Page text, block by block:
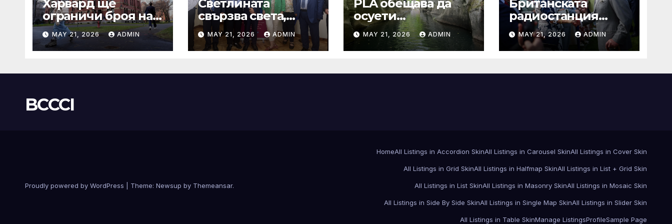
Харвард ще
ограничи броя на
A-класите, въпреки
силната съпротива
на студентите
MAY 21, 2026 ADMIN
Светлината
свързва света,
мъдростта води
бъдещето
MAY 21, 2026 ADMIN
PLA обещава да
осуети
провокациите за
„независимост на
Тайван“.
MAY 21, 2026 ADMIN
Британската
радиостанция
погрешно
съобщава за
смъртта на крал
MAY 21, 2026 ADMIN
BCCCI
Proudly powered by WordPress Theme: Newsup by Themeansar.
HomeAll Listings in Accordion SkinAll Listings in Carousel SkinAll Listings in Cover Skin
All Listings in Grid SkinAll Listings in Halfmap SkinAll Listings in List + Grid Skin
All Listings in List SkinAll Listings in Masonry SkinAll Listings in Mosaic Skin
All Listings in Side By Side SkinAll Listings in Single Map SkinAll Listings in Slider Skin
All Listings in Table SkinManage ListingsProfileSample Page